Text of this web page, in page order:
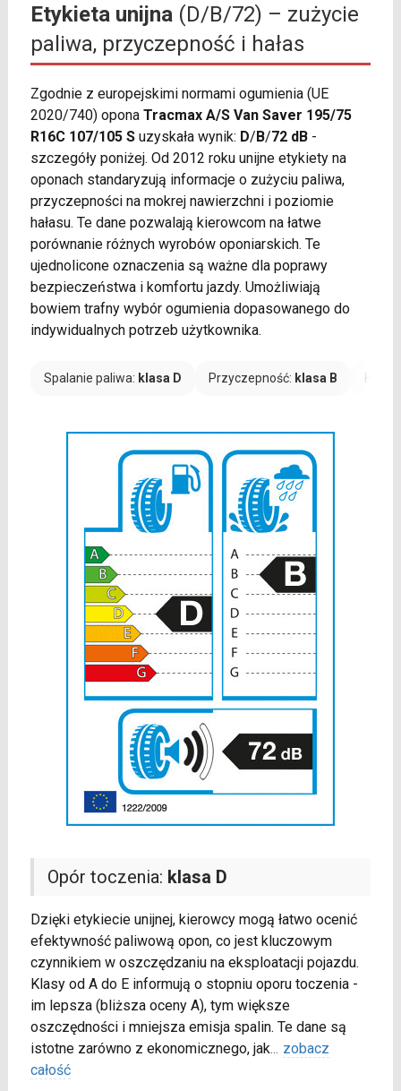
Etykieta unijna(D/B/72) – zużycie
paliwa, przyczepność i hałas
Zgodnie z europejskimi normami ogumienia (UE
2020/740) opona Tracmax A/S Van Saver 195/75
R16C 107/105 Suzyskała wynik: D/B/72 dB-
szczegóły poniżej. Od 2012 roku unijne etykiety na
oponach standaryzują informacje o zużyciu paliwa,
przyczepności na mokrej nawierzchni i poziomie
hałasu. Te dane pozwalają kierowcom na łatwe
porównanie różnych wyrobów oponiarskich. Te
ujednolicone oznaczenia są ważne dla poprawy
bezpieczeństwa i komfortu jazdy. Umożliwiają
bowiem trafny wybór ogumienia dopasowanego do
indywidualnych potrzeb użytkownika.
Spalanie paliwa: klasa D Przyczepność: klasa B
Opór toczenia: klasa D
Dzięki etykiecie unijnej, kierowcy mogą łatwo ocenić
efektywność paliwową opon, co jest kluczowym
czynnikiem w oszczędzaniu na eksploatacji pojazdu.
Klasy od A do E informują o stopniu oporu toczenia -
im lepsza (bliższa oceny A), tym większe
oszczędności i mniejsza emisja spalin. Te dane są
istotne zarówno z ekonomicznego, jak... zobacz
całość